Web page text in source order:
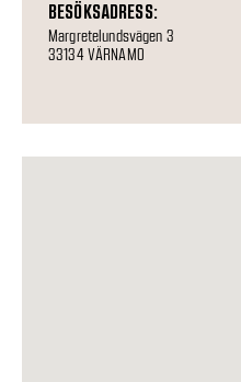
BESÖKSADRESS:
Margretelundsvägen 3
33134 VÄRNAMO